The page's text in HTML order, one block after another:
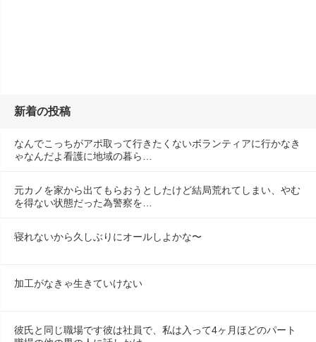
新着の投稿
なんでこっちがアポ取って行きたくないボランティアに行かなき
ゃなんだよ看護に地域の暮ら…
元カノを家から出てもらおうとしたけど結局荒れてしまい、やむ
を得ない状態だった為警察を…
寝れないから久しぶりにオールしよかな〜
加工がなきゃ生きていけない
彼氏と同じ職場です彼は社員で、私は入って4ヶ月ほどのパート